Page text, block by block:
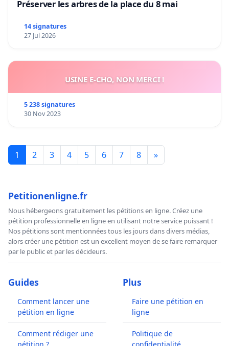
Préserver les arbres de la place du 8 mai
14 signatures
27 Jul 2026
USINE E-CHO, NON MERCI !
5 238 signatures
30 Nov 2023
1 2 3 4 5 6 7 8 »
Petitionenligne.fr
Nous hébergeons gratuitement les pétitions en ligne. Créez une
pétition professionnelle en ligne en utilisant notre service puissant !
Nos pétitions sont mentionnées tous les jours dans divers médias,
alors créer une pétition est un excellent moyen de se faire remarquer
par le public et par les décideurs.
Guides
Comment lancer une
pétition en ligne
Comment rédiger une
Plus
Faire une pétition en
ligne
Politique de